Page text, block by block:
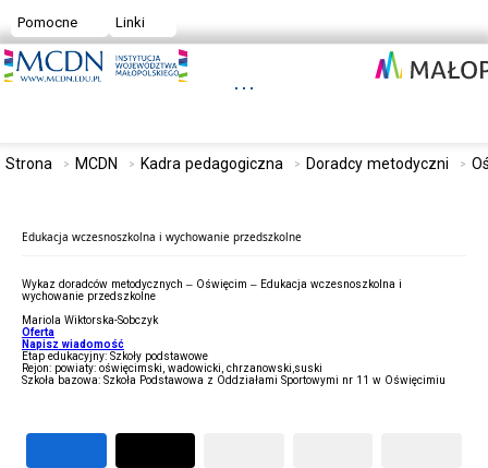
Pomocne Linki
Strona MCDN Kadra pedagogiczna Doradcy metodyczni
Edukacja wczesnoszkolna i wychowanie przedszkolne
Wykaz doradców metodycznych – Oświęcim – Edukacja wczesnoszkolna i
wychowanie przedszkolne
Mariola Wiktorska-Sobczyk
Oferta
Napisz wiadomość
Etap edukacyjny: Szkoły podstawowe
Rejon: powiaty: oświęcimski, wadowicki, chrzanowski,suski
Szkoła bazowa: Szkoła Podstawowa z Oddziałami Sportowymi nr 11 w Oświęcimiu